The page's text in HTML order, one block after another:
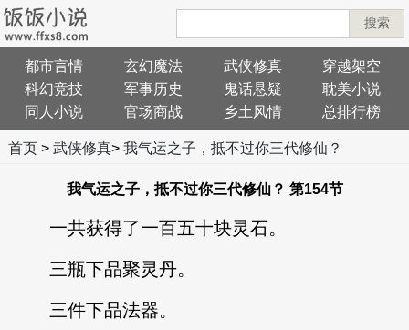
搜索
都市言情 玄幻魔法 武侠修真
穿越架空
科幻竞技
军事历史 鬼话悬疑
耽美小说
同人小说
官场商战 乡土风情 总排行榜
首页> 武侠修真> 我气运之子，抵不过你三代修仙？
我气运之子，抵不过你三代修仙？ 第154节
一共获得了一百五十块灵石。
三瓶下品聚灵丹。
三件下品法器。